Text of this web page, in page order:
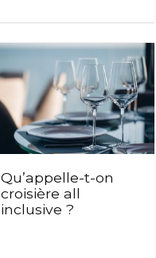
Qu’appelle-t-on
croisière all
inclusive ?